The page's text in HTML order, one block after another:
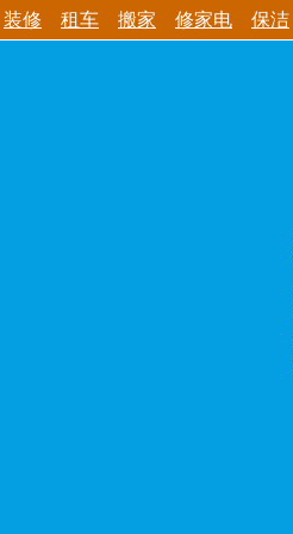
装修 租车 搬家 修家电 保洁